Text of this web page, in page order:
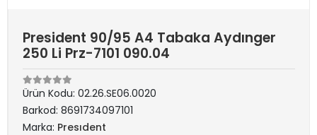
President 90/95 A4 Tabaka Aydınger
250 Li Prz-7101 090.04
Ürün Kodu: 02.26.SE06.0020
Barkod: 8691734097101
Marka: Presıdent